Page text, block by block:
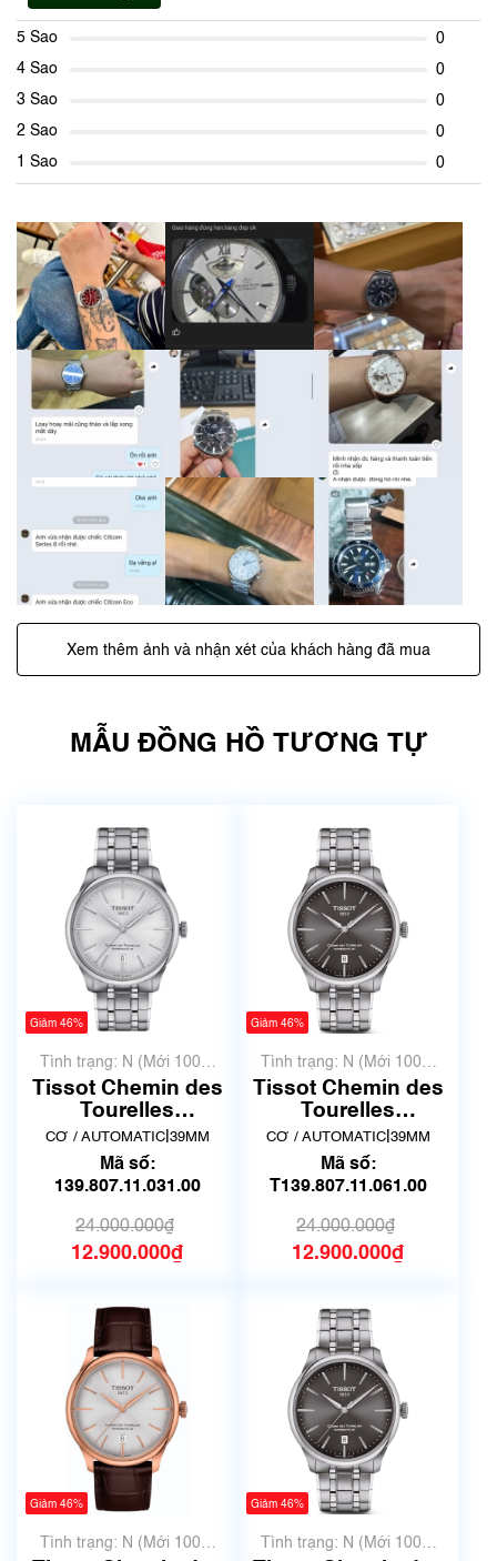
5 Sao
0
4 Sao
0
3 Sao
0
2 Sao
0
1 Sao
0
Xem thêm ảnh và nhận xét của khách hàng đã mua
MẪU ĐỒNG HỒ TƯƠNG TỰ
Giảm 46%
Tình trạng: N (Mới 100%
chưa qua sử dụng)
Tissot Chemin des
Tourelles
Powermatic 80
T139.807.11.031.00
| New
CƠ / AUTOMATIC| 39MM
Mã số:
139.807.11.031.00
24.000.000₫
12.900.000₫
Giảm 46%
Tình trạng: N (Mới 100%
chưa qua sử dụng)
Tissot Chemin des
Tourelles
Powermatic 80
T139.807.11.061.00
| New
CƠ / AUTOMATIC| 39MM
Mã số:
T139.807.11.061.00
24.000.000₫
12.900.000₫
Giảm 46%
Tình trạng: N (Mới 100%
Giảm 46%
Tình trạng: N (Mới 100%